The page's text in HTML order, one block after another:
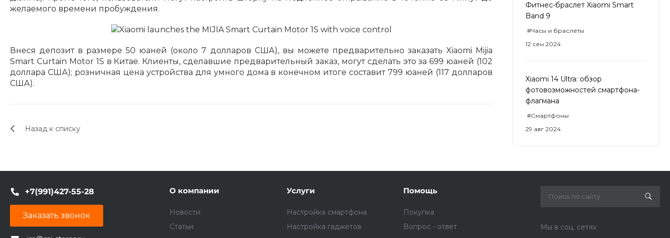
Оставшиеся75% будут списываться
Подробнее об оплате Плайтом
Фитнес-браслет Xiaomi Smart
Band 9
#Часы и браслеты
12 сен 2024
Xiaomi 14 Ultra: обзор
фотовозможностей смартфона-
флагмана
#Смартфоны
29 авг 2024
желаемого времени пробуждения.
Внеся депозит в размере 50 юаней (около 7 долларов США), вы можете предварительно заказать Xiaomi Mijia
Smart Curtain Motor 1S в Китае. Клиенты, сделавшие предварительный заказ, могут сделать это за 699 юаней (102
доллара США); розничная цена устройства для умного дома в конечном итоге составит 799 юаней (117 долларов
США).
Назад к списку
+7(991)427-55-28
Заказать звонок
О компании
Новости
Статьи
Услуги
Настройка смартфона
Настройка гаджетов
Помощь
Покупка
Вопрос - ответ
Мы в соц. сетях